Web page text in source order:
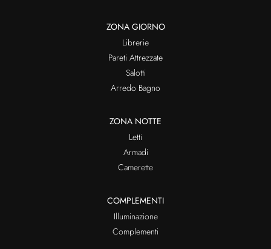
ZONA GIORNO
Librerie
Pareti Attrezzate
Salotti
Arredo Bagno
ZONA NOTTE
Letti
Armadi
Camerette
COMPLEMENTI
Illuminazione
Complementi